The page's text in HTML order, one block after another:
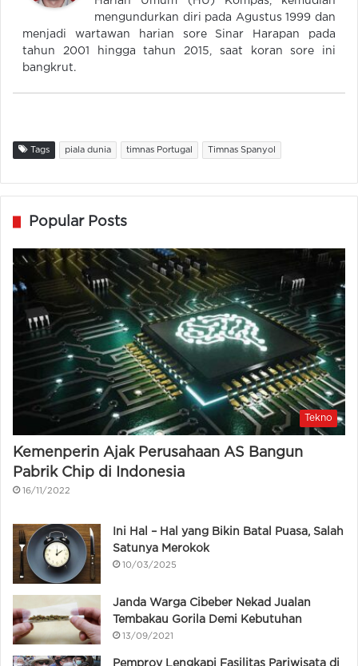
mengundurkan diri pada Agustus 1999 dan
menjadi wartawan harian sore Sinar Harapan pada
tahun 2001 hingga tahun 2015, saat koran sore ini
bangkrut.
Tags piala dunia timnas Portugal Timnas Spanyol
Popular Posts
Tekno
Kemenperin Ajak Perusahaan AS Bangun
Pabrik Chip di Indonesia
16/11/2022
Ini Hal – Hal yang Bikin Batal Puasa, Salah
Satunya Merokok
10/03/2025
Janda Warga Cibeber Nekad Jualan
Tembakau Gorila Demi Kebutuhan
13/09/2021
Pemprov Lengkapi Fasilitas Pariwisata di